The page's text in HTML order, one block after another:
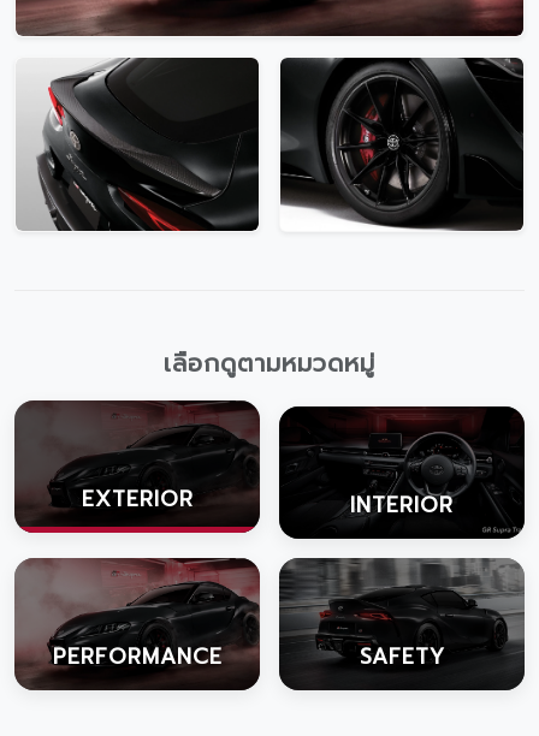
กิจกรรม
สาขาของเรา
ติดต่อเราและนัดหมาย
เลือกดูตามหมวดหมู่
EXTERIOR INTERIOR
PERFORMANCE SAFETY